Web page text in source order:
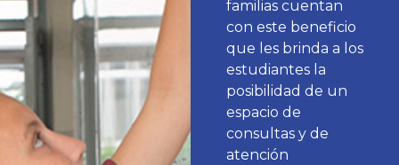
familias cuentan
con este beneficio
que les brinda a los
estudiantes la
posibilidad de un
espacio de
consultas y de
atención